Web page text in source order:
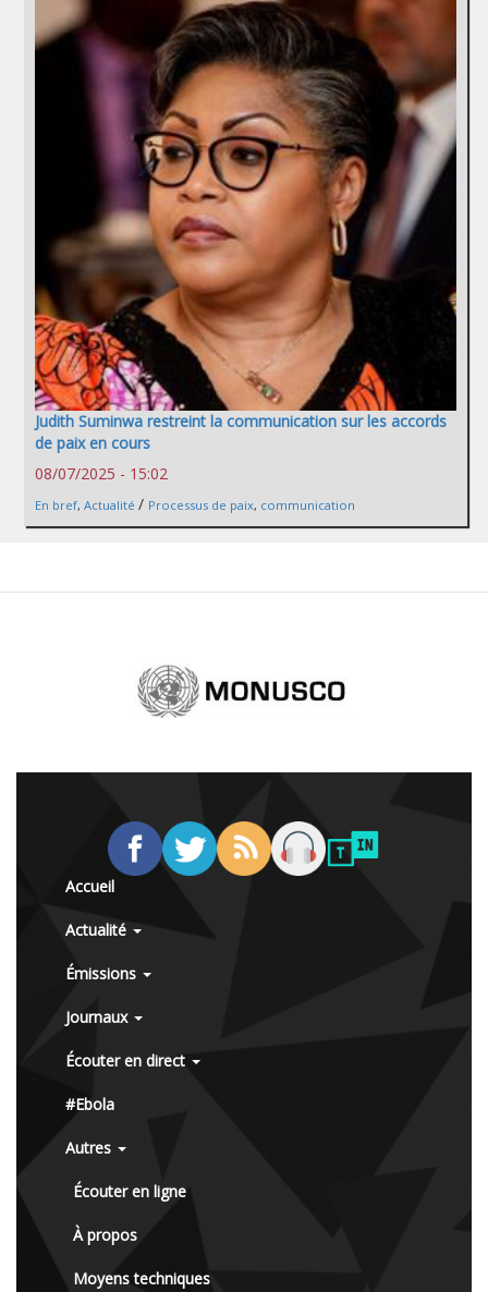
Judith Suminwa restreint la communication sur les accords
de paix en cours
08/07/2025 - 15:02
En bref, Actualité / Processus de paix, communication
Accueil
Actualité
Émissions
Journaux
Écouter en direct
#Ebola
Autres
Écouter en ligne
À propos
Moyens techniques